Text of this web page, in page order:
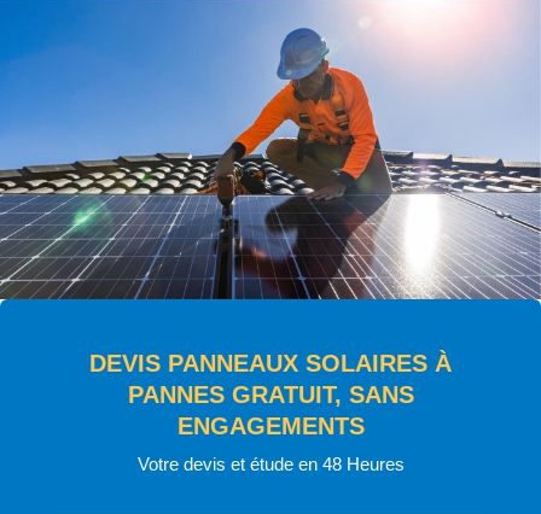
DEVIS PANNEAUX SOLAIRES À
PANNES GRATUIT, SANS
ENGAGEMENTS
Votre devis et étude en 48 Heures